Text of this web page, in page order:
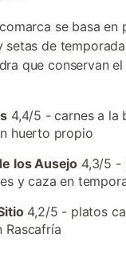
se basa en
setas de
que conservan
4,4/5 - carnes a la
huerto propio
los Ausejo 4,3/5 -
y caza en
4,2/5 - platos
Rascafría